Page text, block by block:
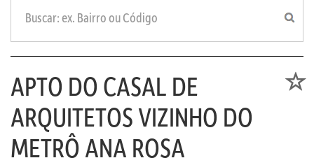
APTO DO CASAL DE
ARQUITETOS VIZINHO DO
METRÔ ANA ROSA